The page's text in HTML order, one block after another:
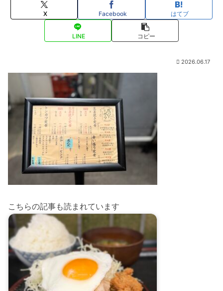
X Facebook はてブ
LINE コピー
2026.06.17
こちらの記事も読まれています